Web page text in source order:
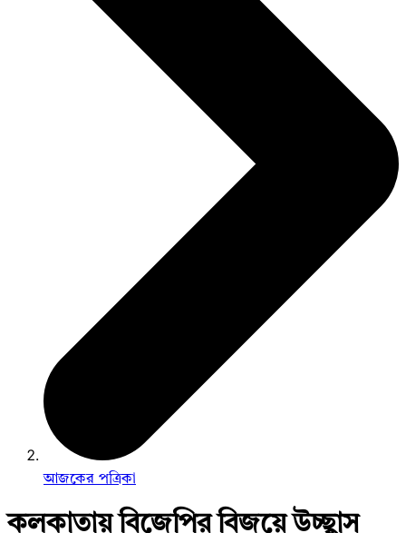
আজকের পত্রিকা
কলকাতায় বিজেপির বিজয়ে উচ্ছ্বাস